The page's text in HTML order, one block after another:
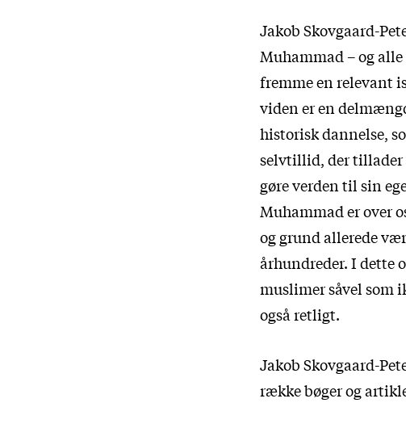
Jakob Skovgaard-
Muhammad – og
fremme en relevant
viden er en
historisk dannelse,
selvtillid, der tillader
gøre verden til sin
Muhammad er over
og grund allerede
århundreder. I dette
muslimer såvel som
også retligt.
Jakob Skovgaard-
række bøger og